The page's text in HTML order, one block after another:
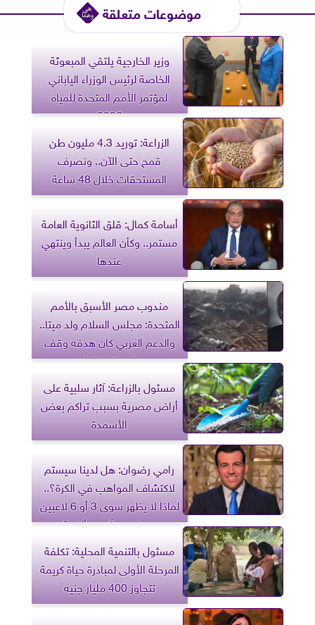
موضوعات متعلقة
وزير الخارجية يلتقي المبعوثة
الخاصة لرئيس الوزراء الياباني
لمؤتمر الأمم المتحدة للمياه
2026
الزراعة: توريد 4.3 مليون طن
قمح حتى الآن.. ونصرف
المستحقات خلال 48 ساعة
أسامة كمال: قلق الثانوية العامة
مستمر.. وكأن العالم يبدأ وينتهي
عندها
مندوب مصر الأسبق بالأمم
المتحدة: مجلس السلام ولد ميتا..
والدعم العربي كان هدفه وقف
المجازر فقط
مسئول بالزراعة: آثار سلبية على
أراض مصرية بسبب تراكم بعض
الأسمدة
رامي رضوان: هل لدينا سيستم
لاكتشاف المواهب في الكرة؟..
لماذا لا يظهر سوى 3 أو 6 لاعبين
مميزين بدلًا من ألف؟
مسئول بالتنمية المحلية: تكلفة
المرحلة الأولى لمبادرة حياة كريمة
تتجاوز 400 مليار جنيه